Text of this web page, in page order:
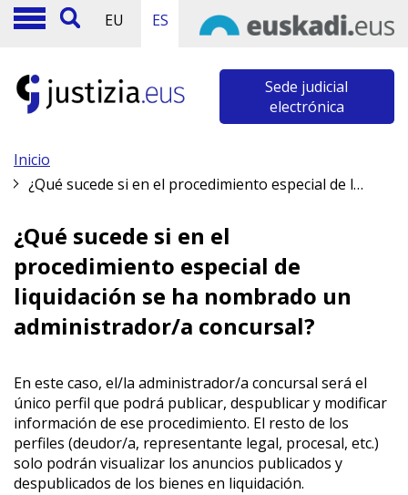
EU ES
Sede judicial
electrónica
Inicio
¿Qué sucede si en el procedimiento especial de liquidación se ha nombrado un administrador/a concursal?
¿Qué sucede si en el
procedimiento especial de
liquidación se ha nombrado un
administrador/a concursal?
En este caso, el/la administrador/a concursal será el
único perfil que podrá publicar, despublicar y modificar
información de ese procedimiento. El resto de los
perfiles (deudor/a, representante legal, procesal, etc.)
solo podrán visualizar los anuncios publicados y
despublicados de los bienes en liquidación.